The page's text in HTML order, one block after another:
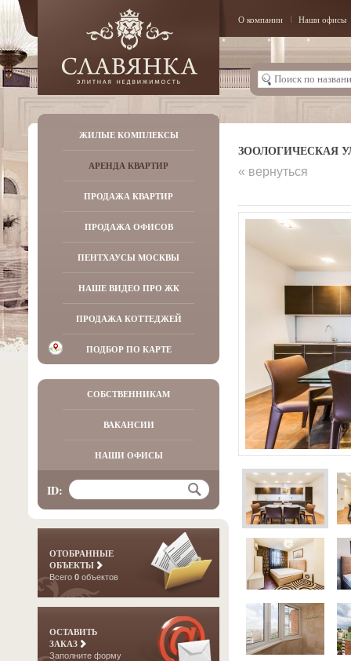
О компании Наши офисы
ЖИЛЫЕ КОМПЛЕКСЫ
АРЕНДА КВАРТИР
ПРОДАЖА КВАРТИР
ПРОДАЖА ОФИСОВ
ПЕНТХАУСЫ МОСКВЫ
НАШЕ ВИДЕО ПРО ЖК
ПРОДАЖА КОТТЕДЖЕЙ
ПОДБОР ПО КАРТЕ
СОБСТВЕННИКАМ
ВАКАНСИИ
НАШИ ОФИСЫ
ID:
ОТОБРАННЫЕ
ОБЪЕКТЫ
Всего 0 объектов
ОСТАВИТЬ
ЗАКАЗ
Заполните форму
ЗООЛОГИЧЕСКАЯ
« вернуться